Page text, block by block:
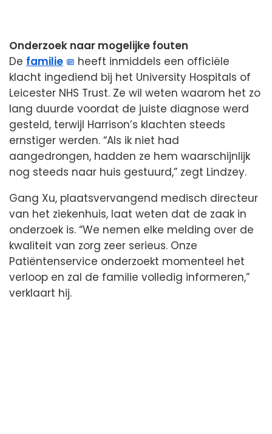
Onderzoek naar mogelijke fouten
De familie
heeft inmiddels een officiële
klacht ingediend bij het University Hospitals of
Leicester NHS Trust. Ze wil weten waarom het zo
lang duurde voordat de juiste diagnose werd
gesteld, terwijl Harrison’s klachten steeds
ernstiger werden. “Als ik niet had
aangedrongen, hadden ze hem waarschijnlijk
nog steeds naar huis gestuurd,” zegt Lindzey.
Gang Xu, plaatsvervangend medisch directeur
van het ziekenhuis, laat weten dat de zaak in
onderzoek is. “We nemen elke melding over de
kwaliteit van zorg zeer serieus. Onze
Patiëntenservice onderzoekt momenteel het
verloop en zal de familie volledig informeren,”
verklaart hij.